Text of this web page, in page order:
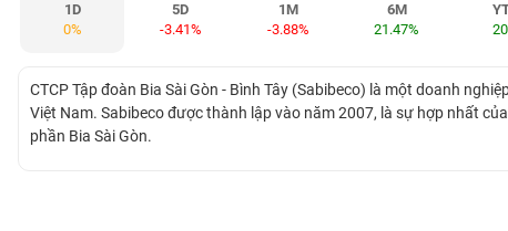
1D
0%
5D
-3.41%
1M
-3.88%
6M
21.47%
CTCP Tập đoàn Bia Sài Gòn - Bình Tây (Sabibeco) là một doanh
Việt Nam. Sabibeco được thành lập vào năm 2007, là sự hợp nhất
phần Bia Sài Gòn.
GIỚI